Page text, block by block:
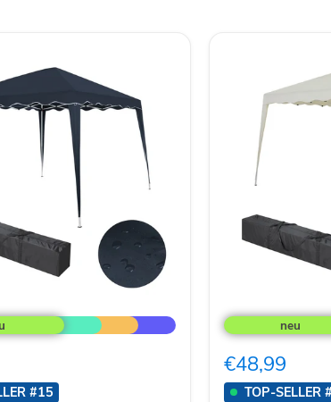
#15
Faltpavillon
3x3m
€48,99
TOP-SELLER